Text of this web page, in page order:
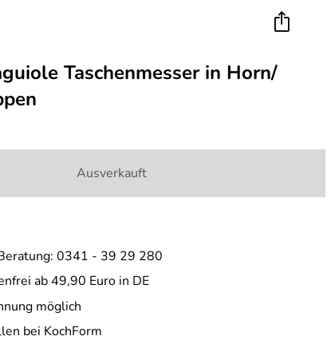
Taschenmesser in Horn/
Ausverkauft
0341 - 39 29 280
ab 49,90 Euro in DE
möglich
bei KochForm